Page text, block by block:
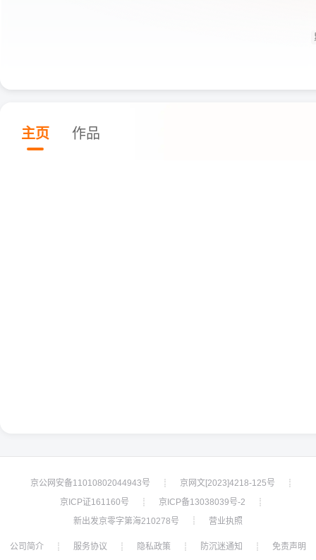
主页 作品
京公网安备11010802044943号 ┊ 京网文[2023]4218-125号
┊
京ICP证161160号
┊ 京ICP备13038039号-2
┊
新出发京零字第海210278号
┊ 营业执照
公司简介 ┊ 服务协议 ┊ 隐私政策 ┊ 防沉迷通知 ┊
免责声明